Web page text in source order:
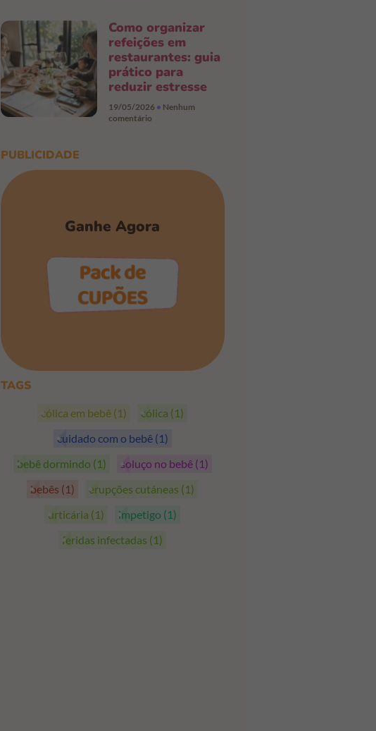
Como organizar
refeições em
restaurantes: guia
prático para
reduzir estresse
19/05/2026
Nenhum
comentário
PUBLICIDADE
Ganhe Agora
TAGS
cólica em bebê (1) cólica (1)
cuidado com o bebê (1)
bebê dormindo (1) soluço no bebê (1)
bebês (1) erupções cutáneas (1)
urticária (1) impetigo (1)
feridas infectadas (1)